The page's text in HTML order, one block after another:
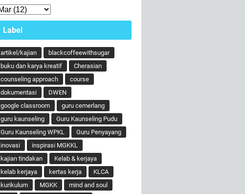
Label
artikel/kajian
blackcoffeewithsugar
buku dan karya kreatif
Cherasian
counseling approach
course
dokumentasi
DWEN
google classroom
guru cemerlang
guru kaunseling
Guru Kaunseling Pudu
Guru Kaunseling WPKL
Guru Penyayang
inovasi
inspirasi MGKKL
kajian tindakan
Kelab & kerjaya
kelab kerjaya
kertas kerja
KLCA
kurikulum
MGKK
mind and soul